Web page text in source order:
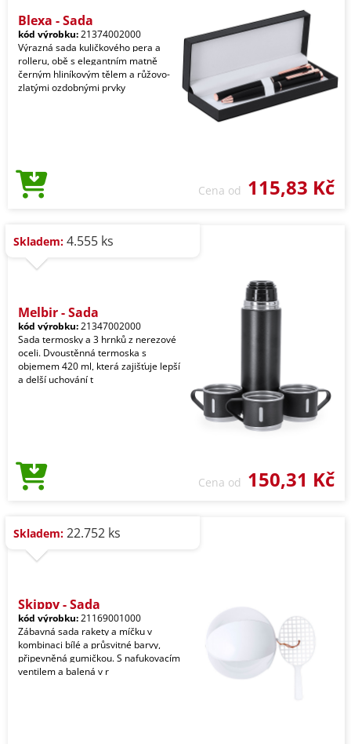
Blexa - Sada
kód výrobku:21374002000
Výrazná sada kuličkového pera a
rolleru, obě s elegantním matně
černým hliníkovým tělem a růžovo-
zlatými ozdobnými prvky
Cena od 115,83 Kč
Skladem: 4.555 ks
Melbir - Sada
kód výrobku:21347002000
Sada termosky a 3 hrnků z nerezové
oceli. Dvoustěnná termoska s
objemem 420 ml, která zajišťuje lepší
a delší uchování t
Cena od 150,31 Kč
Skladem: 22.752 ks
Skippy - Sada
kód výrobku:21169001000
Zábavná sada rakety a míčku v
kombinaci bílé a průsvitné barvy,
připevněná gumičkou. S nafukovacím
ventilem a balená v r